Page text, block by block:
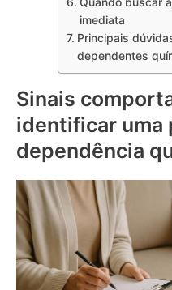
imediata
Principais
dependentes
Sinais
identificar uma
dependência